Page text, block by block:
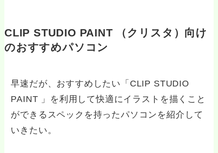
CLIP STUDIO PAINT （クリスタ）向け
のおすすめパソコン
早速だが、おすすめしたい「CLIP STUDIO
PAINT 」を利用して快適にイラストを描くこと
ができるスペックを持ったパソコンを紹介して
いきたい。